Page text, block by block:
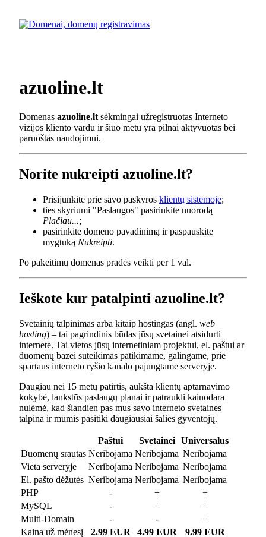
azuoline.lt
Domenas azuoline.lt sėkmingai užregistruotas Interneto
vizijos kliento vardu ir šiuo metu yra pilnai aktyvuotas bei
paruoštas naudojimui.
Norite nukreipti azuoline.lt?
Prisijunkite prie savo paskyros klientų sistemoje;
ties skyriumi "Paslaugos" pasirinkite nuorodą
Plačiau...;
pasirinkite domeno pavadinimą ir paspauskite
mygtuką Nukreipti.
Po pakeitimų domenas pradės veikti per 1 val.
Ieškote kur patalpinti azuoline.lt?
Svetainių talpinimas arba kitaip hostingas (angl. web
hosting) – tai pagrindinis būdas jūsų svetainei atsidurti
internete. Tai vietos jūsų internetiniam projektui, el. paštui ar
duomenų bazei suteikimas patikimame, galingame, prie
spartaus interneto ryšio kanalo pajungtame serveryje.
Daugiau nei 15 metų patirtis, aukšta klientų aptarnavimo
kokybė, lankstūs paslaugų planai ir patraukli kainodara
nulėmė, kad šiandien pas mus savo interneto svetaines
talpina ir mumis pasitiki daugiausiai šalies gyventojų.
Paštui Svetainei
Universalus
Duomenų srautas Neribojama Neribojama Neribojama
Vieta serveryje
Neribojama Neribojama Neribojama
El. pašto dėžutės Neribojama Neribojama Neribojama
PHP
- +
+
MySQL
- +
+
Multi-Domain
- -
+
Kaina už mėnesį
2.99 EUR 4.99 EUR 9.99 EUR